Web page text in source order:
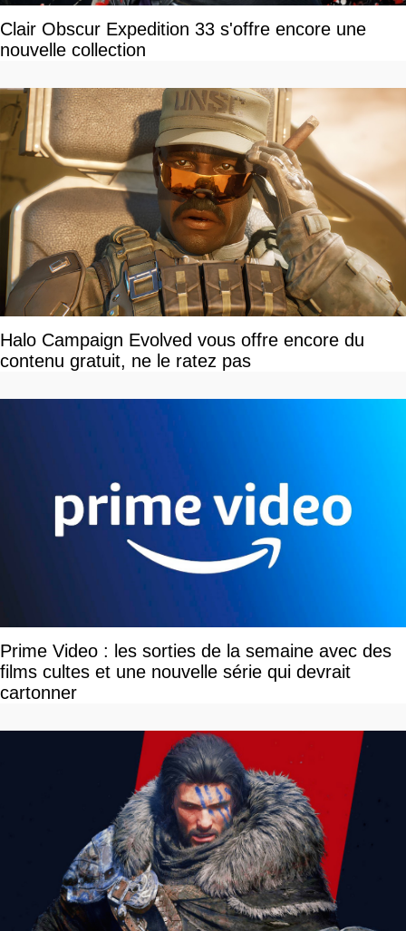
Clair Obscur Expedition 33 s'offre encore une
nouvelle collection
Halo Campaign Evolved vous offre encore du
contenu gratuit, ne le ratez pas
Prime Video : les sorties de la semaine avec des
films cultes et une nouvelle série qui devrait
cartonner